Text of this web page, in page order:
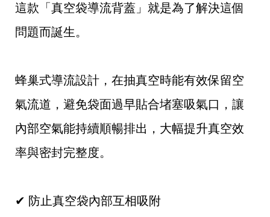
這款「真空袋導流背蓋」就是為了解決這個
問題而誕生。
蜂巢式導流設計，在抽真空時能有效保留空
氣流道，避免袋面過早貼合堵塞吸氣口，讓
內部空氣能持續順暢排出，大幅提升真空效
率與密封完整度。
✔ 防止真空袋內部互相吸附